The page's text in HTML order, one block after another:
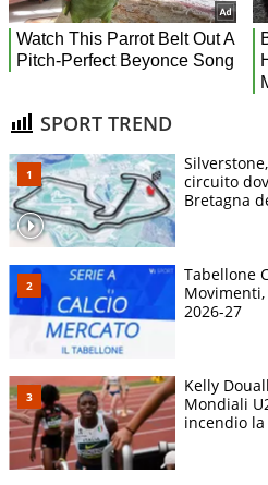
SPORT TREND
circuito
Bretagna
Tabellone
2026-27
Kelly
Mondiali
incendio